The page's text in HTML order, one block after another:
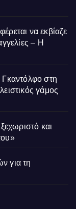
να εκβίαζε
– Η
στη
γάμος
και
για τη